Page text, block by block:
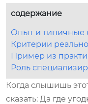
содержание
Опыт и типичные
Критерии
Пример из
Роль
Когда слышишь
сказать: Да где